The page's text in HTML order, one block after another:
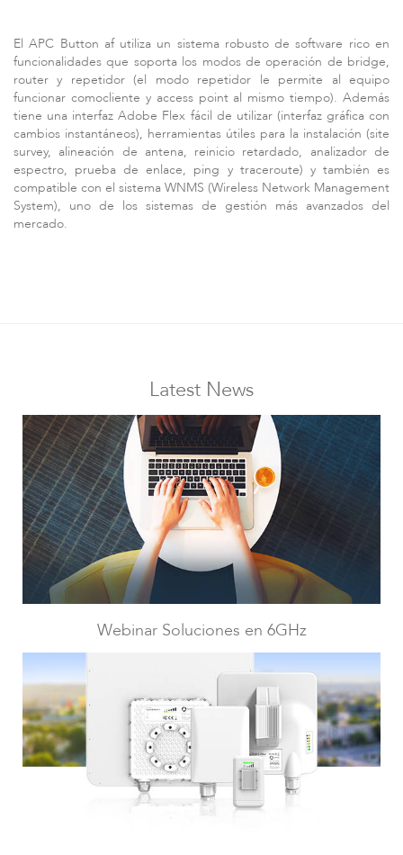
Accesorios
LigoPTMP
El APC Button af utiliza un sistema robusto de software rico en
funcionalidades que soporta los modos de operación de bridge,
router y repetidor (el modo repetidor le permite al equipo
funcionar comocliente y access point al mismo tiempo). Además
tiene una interfaz Adobe Flex fácil de utilizar (interfaz gráfica con
cambios instantáneos), herramientas útiles para la instalación (site
survey, alineación de antena, reinicio retardado, analizador de
espectro, prueba de enlace, ping y traceroute) y también es
compatible con el sistema WNMS (Wireless Network Management
System), uno de los sistemas de gestión más avanzados del
mercado.
Latest News
Webinar Soluciones en 6GHz